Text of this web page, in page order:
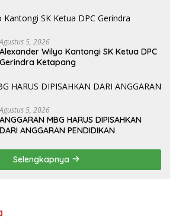
Agustus 5, 2026
Alexander Wilyo Kantongi SK Ketua DPC
Gerindra Ketapang
Agustus 5, 2026
ANGGARAN MBG HARUS DIPISAHKAN
DARI ANGGARAN PENDIDIKAN
Selengkapnya